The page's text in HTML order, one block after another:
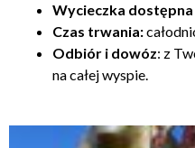
Wycieczka dostępna
Czas trwania:
Odbiór i dowóz: z
na całej wyspie.